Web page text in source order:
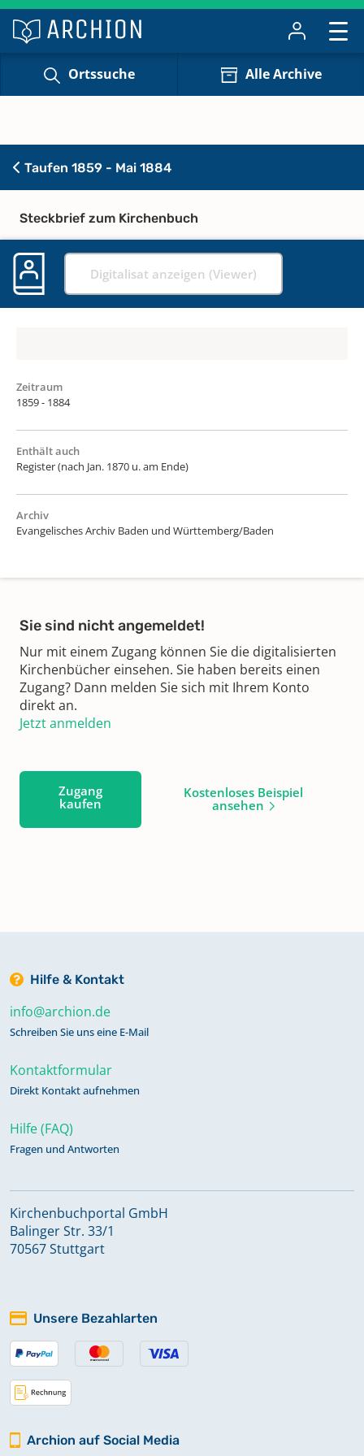
Ortssuche Alle Archive
Taufen 1859 - Mai 1884
Steckbrief zum Kirchenbuch
Digitalisat anzeigen (Viewer)
Zeitraum
1859 - 1884
Enthält auch
Register (nach Jan. 1870 u. am Ende)
Archiv
Evangelisches Archiv Baden und Württemberg/Baden
Sie sind nicht angemeldet!
Nur mit einem Zugang können Sie die digitalisierten
Kirchenbücher einsehen. Sie haben bereits einen
Zugang? Dann melden Sie sich mit Ihrem Konto
direkt an.
Jetzt anmelden
Zugang
kaufen
Kostenloses Beispiel
ansehen
Hilfe & Kontakt
info@archion.de
Schreiben Sie uns eine E-Mail
Kontaktformular
Direkt Kontakt aufnehmen
Hilfe (FAQ)
Fragen und Antworten
Kirchenbuchportal GmbH
Balinger Str. 33/1
70567 Stuttgart
Unsere Bezahlarten
Archion auf Social Media